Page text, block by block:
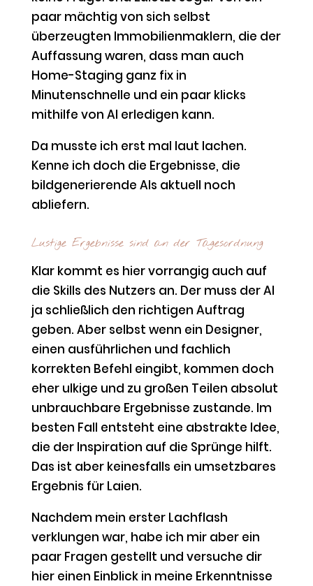
paar mächtig von sich selbst
überzeugten Immobilienmaklern, die der
Auffassung waren, dass man auch
Home-Staging ganz fix in
Minutenschnelle und ein paar klicks
mithilfe von AI erledigen kann.
Da musste ich erst mal laut lachen.
Kenne ich doch die Ergebnisse, die
bildgenerierende AIs aktuell noch
abliefern.
Lustige Ergebnisse sind an der Tagesordnung
Klar kommt es hier vorrangig auch auf
die Skills des Nutzers an. Der muss der AI
ja schließlich den richtigen Auftrag
geben. Aber selbst wenn ein Designer,
einen ausführlichen und fachlich
korrekten Befehl eingibt, kommen doch
eher ulkige und zu großen Teilen absolut
unbrauchbare Ergebnisse zustande. Im
besten Fall entsteht eine abstrakte Idee,
die der Inspiration auf die Sprünge hilft.
Das ist aber keinesfalls ein umsetzbares
Ergebnis für Laien.
Nachdem mein erster Lachflash
verklungen war, habe ich mir aber ein
paar Fragen gestellt und versuche dir
hier einen Einblick in meine Erkenntnisse